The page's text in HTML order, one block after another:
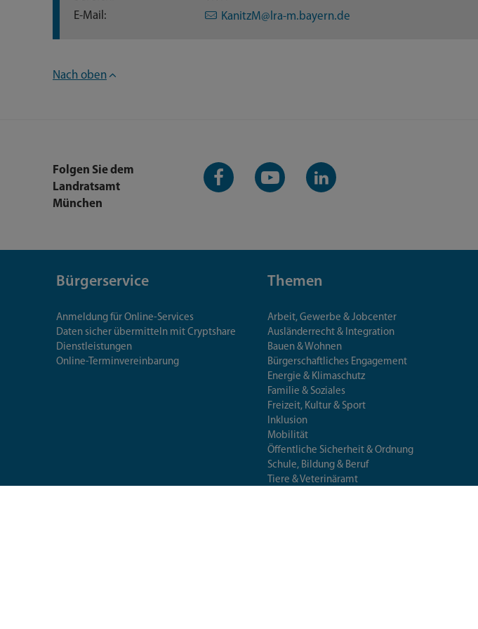
E-Mail:
KanitzM@lra-m.bayern.de
Nach oben
Folgen Sie dem
Landratsamt
München
Facebook-
Seite
YouTube-
Kanal
LinkedIn-
Kanal
Bürgerservice
Anmeldung für Online-Services
Daten sicher übermitteln mit Cryptshare
Dienstleistungen
Online-Terminvereinbarung
Themen
Arbeit, Gewerbe & Jobcenter
Ausländerrecht & Integration
Bauen & Wohnen
Bürgerschaftliches Engagement
Energie & Klimaschutz
Familie & Soziales
Freizeit, Kultur & Sport
Inklusion
Mobilität
Öffentliche Sicherheit & Ordnung
Schule, Bildung & Beruf
Tiere & Veterinäramt